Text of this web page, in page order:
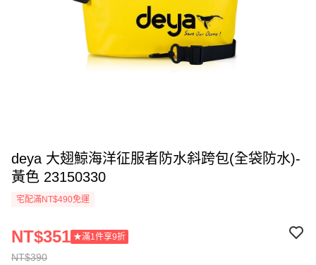
deya 大翅鯨海洋征服者防水斜跨包(全袋防水)-
黃色 23150330
宅配滿NT$490免運
NT$390
NT$351 ★滿1件享9折